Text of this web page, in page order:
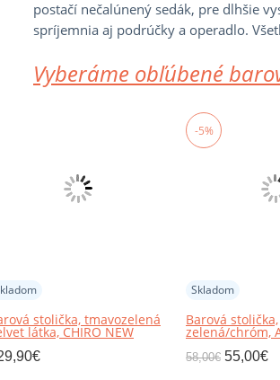
postačí nečalúnený sedák, pre dlhšie
spríjemnia aj podrúčky a operadlo.
Vyberáme obľúbené
stolička, tmavozelená
látka, CHIRO NEW
€
-5%
Skladom
Barová stolička,
zelená/chróm,
58,00€ 55,00€